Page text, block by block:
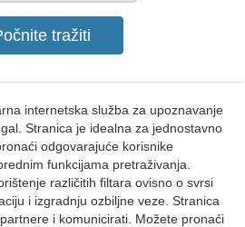
internetska služba za upoznavanje
Stranica je idealna za jednostavno
odgovarajuće korisnike
funkcijama pretraživanja.
različitih filtara ovisno o svrsi
i izgradnju ozbiljne veze. Stranica
i komunicirati. Možete pronaći